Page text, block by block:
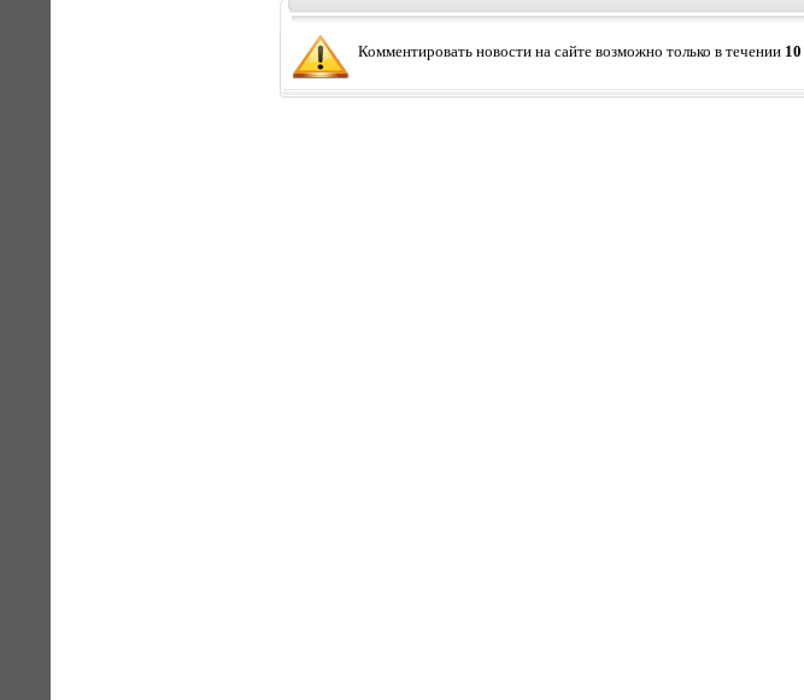
Комментировать новости на сайте возможно только в течении 10